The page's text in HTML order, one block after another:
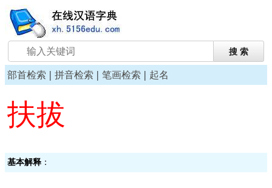
部首检索 | 拼音检索 | 笔画检索 | 起名
扶拔
基本解释 ：